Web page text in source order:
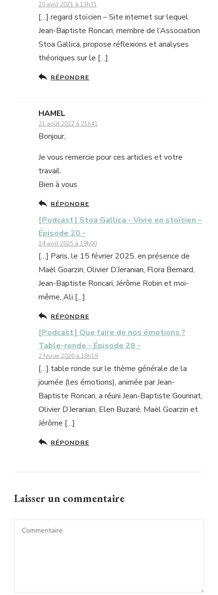
20 avril 2021 à 13h31
[…] regard stoïcien – Site internet sur lequel
Jean-Baptiste Roncari, membre de l’Association
Stoa Gallica, propose réflexions et analyses
théoriques sur le […]
RÉPONDRE
HAMEL
21 août 2022 à 21h41
Bonjour,
Je vous remercie pour ces articles et votre
travail.
Bien à vous
RÉPONDRE
[Podcast] Stoa Gallica - Vivre en stoïcien –
Épisode 20 -
14 avril 2025 à 19h00
[…] Paris, le 15 février 2025, en présence de
Maël Goarzin, Olivier D’Jeranian, Flora Bernard,
Jean-Baptiste Roncari, Jérôme Robin et moi-
même, Ali […]
RÉPONDRE
[Podcast] Que faire de nos émotions ?
Table-ronde - Épisode 28 -
2 février 2026 à 18h19
[…] table ronde sur le thème générale de la
journée (les émotions), animée par Jean-
Baptiste Roncari, a réuni Jean-Baptiste Gourinat,
Olivier D’Jeranian, Elen Buzaré, Maël Goarzin et
Jérôme […]
RÉPONDRE
Laisser un commentaire